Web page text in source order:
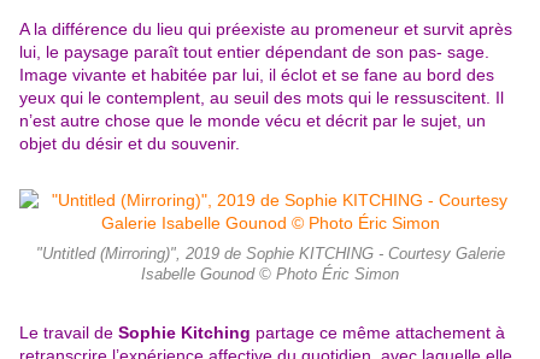
A la différence du lieu qui préexiste au promeneur et survit après
lui, le paysage paraît tout entier dépendant de son pas- sage.
Image vivante et habitée par lui, il éclot et se fane au bord des
yeux qui le contemplent, au seuil des mots qui le ressuscitent. Il
n’est autre chose que le monde vécu et décrit par le sujet, un
objet du désir et du souvenir.
"Untitled (Mirroring)", 2019 de Sophie KITCHING - Courtesy Galerie
Isabelle Gounod © Photo Éric Simon
Le travail de Sophie Kitching partage ce même attachement à